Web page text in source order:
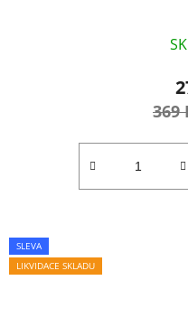
369
SLEVA
LIKVIDACE SKLADU